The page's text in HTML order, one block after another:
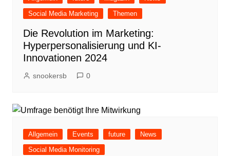
Social Media Marketing
Themen
Die Revolution im Marketing:
Hyperpersonalisierung und KI-
Innovationen 2024
snookersb 0
Allgemein Events future
News
Social Media Monitoring